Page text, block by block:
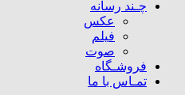
چـند رسانه
عکس
فیلم
صوت
فروشـگاه
تمـاس با ما